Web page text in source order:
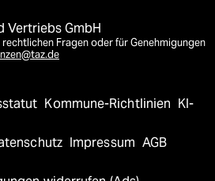
Vertriebs GmbH
Fragen oder für Genehmigungen
Kommune-Richtlinien KI-
Impressum AGB